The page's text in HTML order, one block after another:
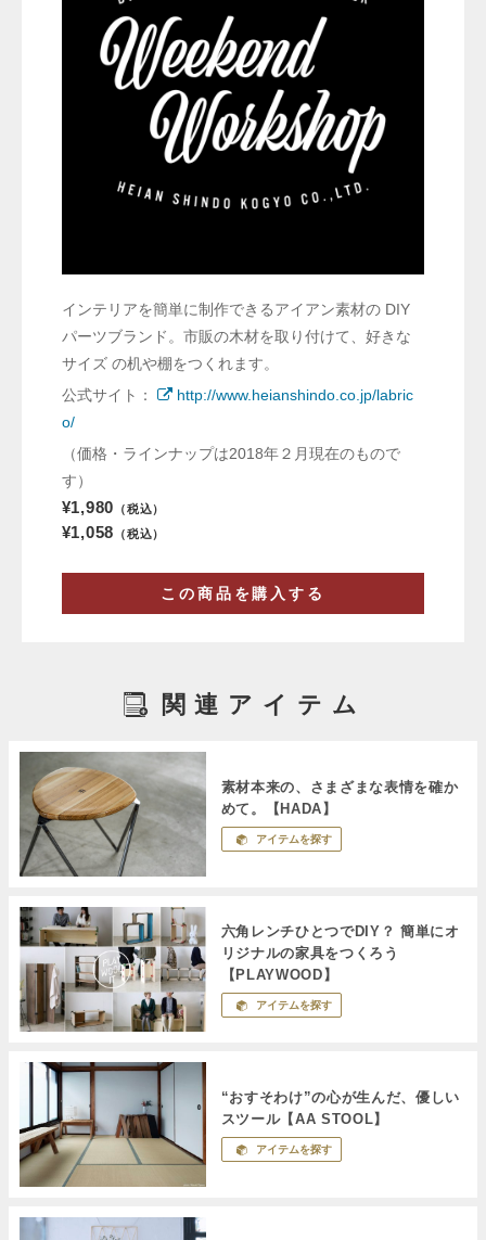
インテリアを簡単に制作できるアイアン素材の DIY
パーツブランド。市販の木材を取り付けて、好きな
サイズ の机や棚をつくれます。
公式サイト：
http://www.heianshindo.co.jp/labric
o/
（価格・ラインナップは2018年２月現在のもので
す）
¥1,980 （税込）
¥1,058 （税込）
この商品を購入する
関連アイテム
素材本来の、さまざまな表情を確か
めて。【HADA】
アイテムを探す
六角レンチひとつでDIY？ 簡単にオ
リジナルの家具をつくろう
【PLAYWOOD】
アイテムを探す
“おすそわけ”の心が生んだ、優しい
スツール【AA STOOL】
アイテムを探す